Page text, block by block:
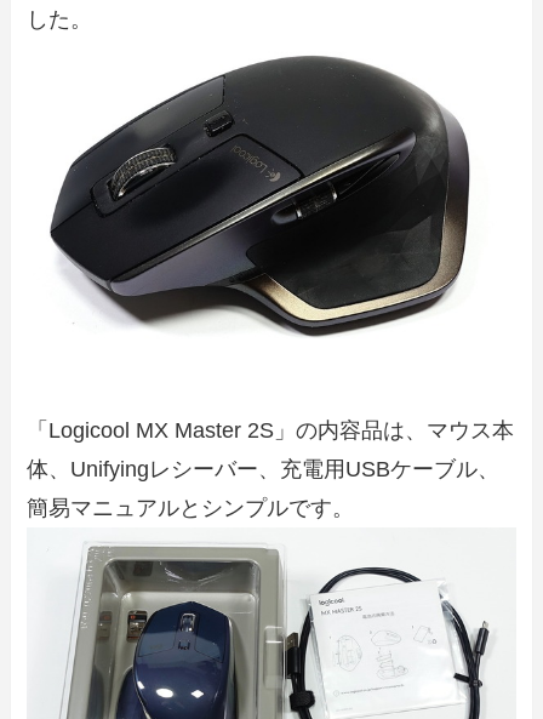
した。
「Logicool MX Master 2S」の内容品は、マウス本
体、Unifyingレシーバー、充電用USBケーブル、
簡易マニュアルとシンプルです。